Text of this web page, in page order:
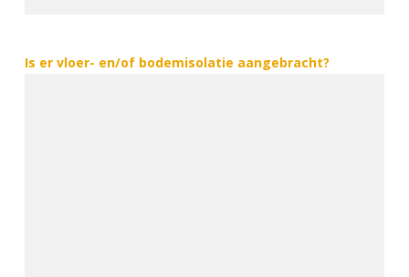
Is er vloer- en/of bodemisolatie aangebracht?